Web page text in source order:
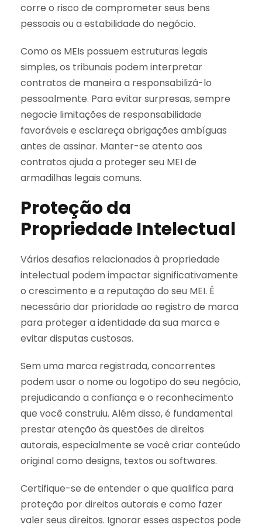
corre o risco de comprometer seus bens
pessoais ou a estabilidade do negócio.
Como os MEIs possuem estruturas legais
simples, os tribunais podem interpretar
contratos de maneira a responsabilizá-lo
pessoalmente. Para evitar surpresas, sempre
negocie limitações de responsabilidade
favoráveis e esclareça obrigações ambíguas
antes de assinar. Manter-se atento aos
contratos ajuda a proteger seu MEI de
armadilhas legais comuns.
Proteção da
Propriedade Intelectual
Vários desafios relacionados à propriedade
intelectual podem impactar significativamente
o crescimento e a reputação do seu MEI. É
necessário dar prioridade ao registro de marca
para proteger a identidade da sua marca e
evitar disputas custosas.
Sem uma marca registrada, concorrentes
podem usar o nome ou logotipo do seu negócio,
prejudicando a confiança e o reconhecimento
que você construiu. Além disso, é fundamental
prestar atenção às questões de direitos
autorais, especialmente se você criar conteúdo
original como designs, textos ou softwares.
Certifique-se de entender o que qualifica para
proteção por direitos autorais e como fazer
valer seus direitos. Ignorar esses aspectos pode